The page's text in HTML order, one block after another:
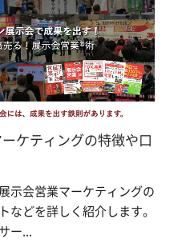
ケティングの特徴や口
示会営業マーケティングの
などを詳しく紹介します。
ー...